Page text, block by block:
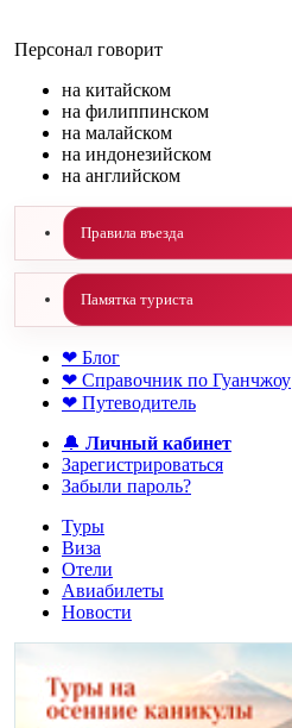
Персонал говорит
на китайском
на филиппинском
на малайском
на индонезийском
на английском
Правила въезда
Памятка туриста
❤ Блог
❤ Справочник по Гуанчжоу
❤ Путеводитель
🔔 Личный кабинет
Зарегистрироваться
Забыли пароль?
Туры
Виза
Отели
Авиабилеты
Новости